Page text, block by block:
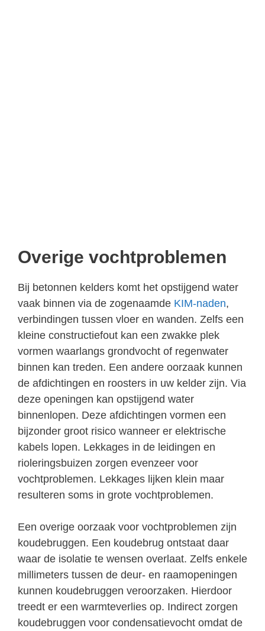
Overige vochtproblemen
Bij betonnen kelders komt het opstijgend water
vaak binnen via de zogenaamde KIM-naden,
verbindingen tussen vloer en wanden. Zelfs een
kleine constructiefout kan een zwakke plek
vormen waarlangs grondvocht of regenwater
binnen kan treden. Een andere oorzaak kunnen
de afdichtingen en roosters in uw kelder zijn. Via
deze openingen kan opstijgend water
binnenlopen. Deze afdichtingen vormen een
bijzonder groot risico wanneer er elektrische
kabels lopen. Lekkages in de leidingen en
rioleringsbuizen zorgen evenzeer voor
vochtproblemen. Lekkages lijken klein maar
resulteren soms in grote vochtproblemen.
Een overige oorzaak voor vochtproblemen zijn
koudebruggen. Een koudebrug ontstaat daar
waar de isolatie te wensen overlaat. Zelfs enkele
millimeters tussen de deur- en raamopeningen
kunnen koudebruggen veroorzaken. Hierdoor
treedt er een warmteverlies op. Indirect zorgen
koudebruggen voor condensatievocht omdat de